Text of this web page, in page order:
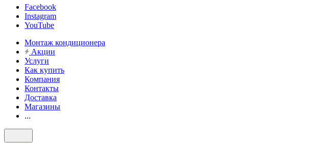
Facebook
Instagram
YouTube
Монтаж кондиционера
Акции
Услуги
Как купить
Компания
Контакты
Доставка
Магазины
...